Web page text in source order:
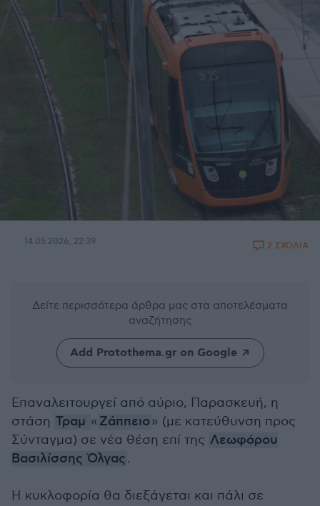
14.05.2026, 22:39 2 ΣΧΟΛΙΑ
Δείτε περισσότερα άρθρα μας στα αποτελέσματα
αναζήτησης
Add Protothema.gr on Google
Επαναλειτουργεί από αύριο, Παρασκευή, η
στάση Τραμ « Ζάππειο» (με κατεύθυνση προς
Σύνταγμα) σε νέα θέση επί της Λεωφόρου
Βασιλίσσης Όλγας.
Η κυκλοφορία θα διεξάγεται και πάλι σε